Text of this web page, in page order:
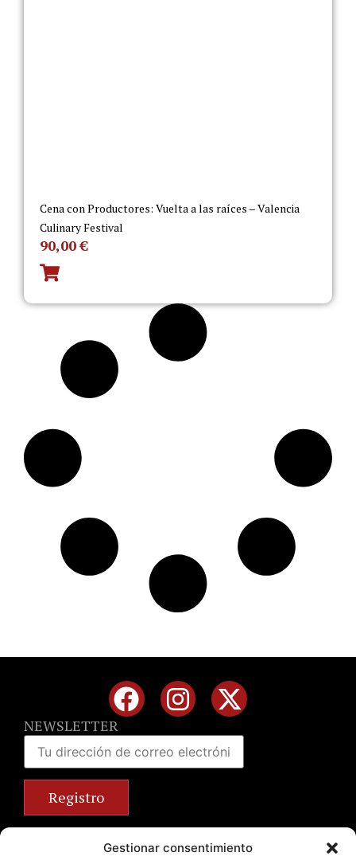
Gestionar consentimiento
Cena con Productores: Vuelta a las raíces – Valencia
Culinary Festival
90,00€
NEWSLETTER
+34 963 672 314